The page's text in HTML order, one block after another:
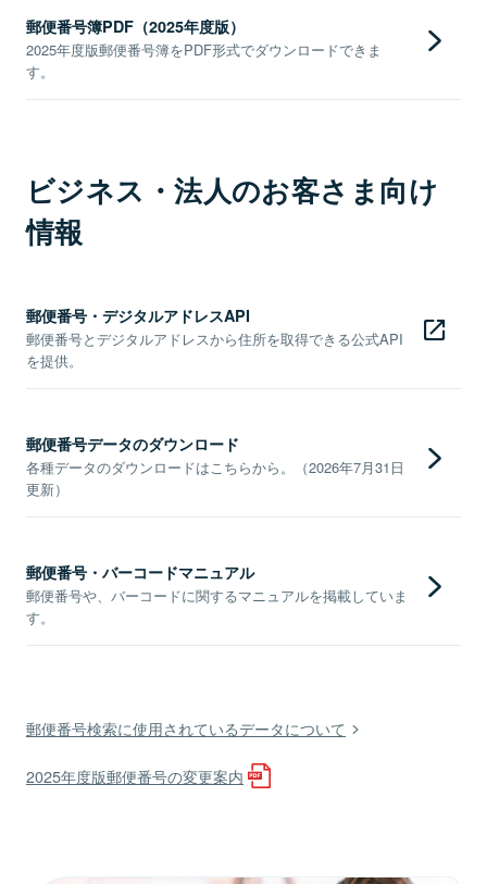
郵便番号簿PDF（2025年度版）
2025年度版郵便番号簿をPDF形式でダウンロードできま
す。
ビジネス・法人のお客さま向け
情報
郵便番号・デジタルアドレスAPI
郵便番号とデジタルアドレスから住所を取得できる公式API
を提供。
郵便番号データのダウンロード
各種データのダウンロードはこちらから。（2026年7月31日
更新）
郵便番号・バーコードマニュアル
郵便番号や、バーコードに関するマニュアルを掲載していま
す。
郵便番号検索に使用されているデータについて
2025年度版郵便番号の変更案内